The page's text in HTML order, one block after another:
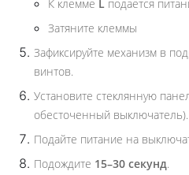
К клемме L подается
Затяните клеммы
Зафиксируйте механизм в
винтов.
Установите стеклянную
обесточенный выключатель).
Подайте питание на
Подождите 15–30 секунд.